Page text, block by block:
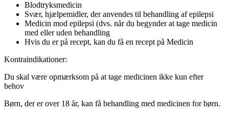
Blodtryksmedicin
Svær, hjælpemidler, der anvendes til behandling af epilepsi
Medicin mod epilepsi (dvs. når du begynder at tage medicin
med eller uden behandling
Hvis du er på recept, kan du få en recept på Medicin
Kontraindikationer:
Du skal være opmærksom på at tage medicinen ikke kun efter
behov
Børn, der er over 18 år, kan få behandling med medicinen for børn.